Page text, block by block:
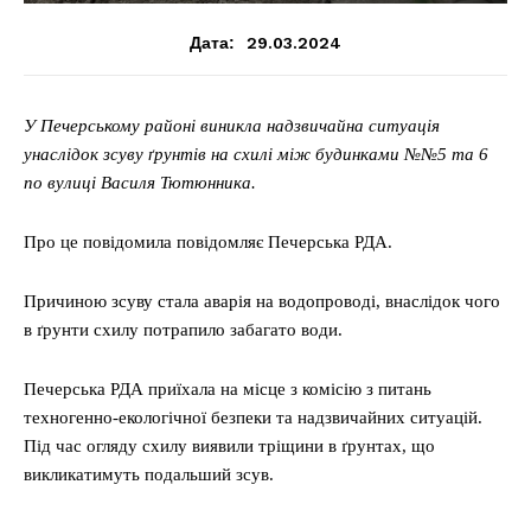
Дата: 29.03.2024
У Печерському районі виникла надзвичайна ситуація
унаслідок зсуву ґрунтів на схилі між будинками №№5 та 6
по вулиці Василя Тютюнника.
Про це повідомила повідомляє Печерська РДА.
Причиною зсуву стала аварія на водопроводі, внаслідок чого
в ґрунти схилу потрапило забагато води.
Печерська РДА приїхала на місце з комісію з питань
техногенно-екологічної безпеки та надзвичайних ситуацій.
Під час огляду схилу виявили тріщини в ґрунтах, що
викликатимуть подальший зсув.